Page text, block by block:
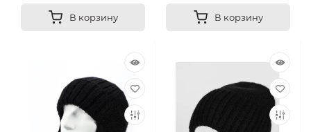
В корзину В корзину